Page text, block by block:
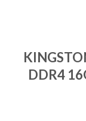
DDR4